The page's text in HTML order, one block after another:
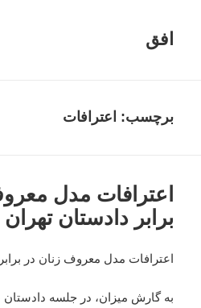
افق
برچسب: اعترافات
اعترافات مدل
برابر دادستان
اعترافات مدل معروف زنان در
به گارش میزان، در جلسه دادستان